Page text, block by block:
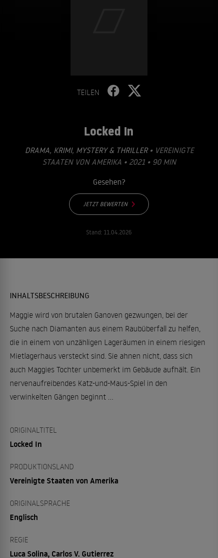
TEILEN
Locked In
DRAMA, KRIMI, MYSTERY & THRILLER• VEREINIGTE
STAATEN VON AMERIKA • 2021 • 90 MIN
Gesehen?
JETZT BEWERTEN
Stand: 11.04.2026
INHALTSBESCHREIBUNG
Maggie wird von brutalen Ganoven gezwungen, bei der
Suche nach Diamanten aus einem Raubüberfall zu helfen,
die in einem von unzähligen Lageräumen in einem riesigen
Mietlagerhaus versteckt sind. Sie ahnen nicht, dass sich
auch Maggies Tochter unbemerkt im Gebäude aufhält. Ein
nervenaufreibendes Katz-und-Maus-Spiel in den
verwinkelten Gängen beginnt …
ORIGINALTITEL
Locked In
PRODUKTIONSLAND
Vereinigte Staaten von Amerika
ORIGINALSPRACHE
Englisch
REGIE
Luca Solina, Carlos V. Gutierrez